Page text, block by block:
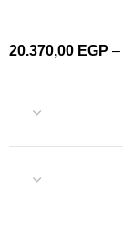
–
20.370,00 EGP